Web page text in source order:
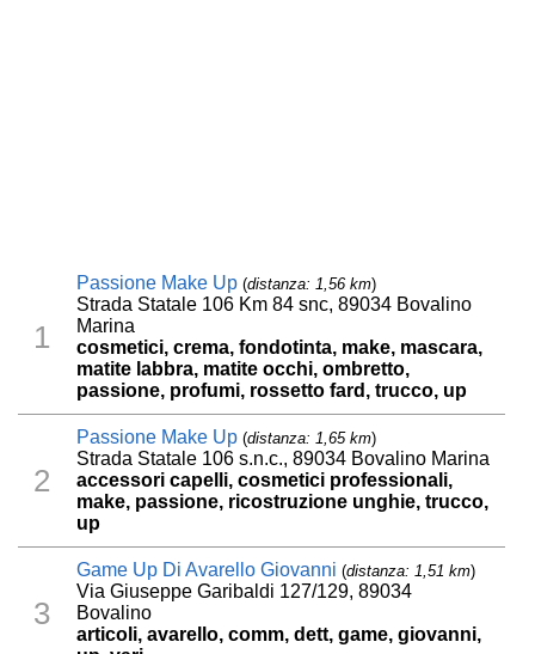
1
Passione Make Up (distanza: 1,56 km)
Strada Statale 106 Km 84 snc, 89034 Bovalino
Marina
cosmetici, crema, fondotinta, make, mascara,
matite labbra, matite occhi, ombretto,
passione, profumi, rossetto fard, trucco, up
2
Passione Make Up (distanza: 1,65 km)
Strada Statale 106 s.n.c., 89034 Bovalino Marina
accessori capelli, cosmetici professionali,
make, passione, ricostruzione unghie, trucco,
up
3
Game Up Di Avarello Giovanni (distanza: 1,51 km)
Via Giuseppe Garibaldi 127/129, 89034
Bovalino
articoli, avarello, comm, dett, game, giovanni,